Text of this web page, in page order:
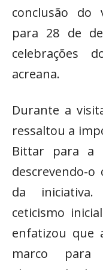
conclusão do
para 28 de
celebrações
acreana.
Durante a
ressaltou a
Bittar para a
descrevendo-
da
ceticismo
enfatizou que
marco para